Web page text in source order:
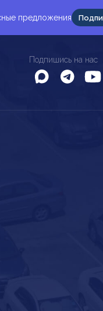
предложения
Подпишись на нас